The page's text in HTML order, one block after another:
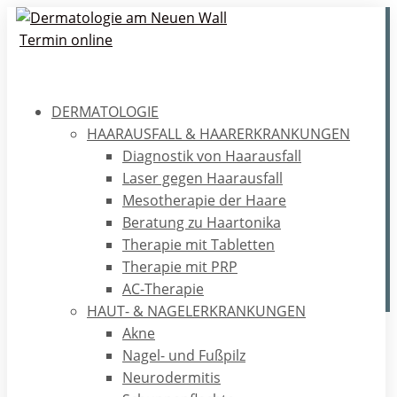
Termin online
DERMATOLOGIE
HAARAUSFALL & HAARERKRANKUNGEN
Diagnostik von Haarausfall
Laser gegen Haarausfall
Mesotherapie der Haare
Beratung zu Haartonika
Therapie mit Tabletten
Therapie mit PRP
AC-Therapie
HAUT- & NAGELERKRANKUNGEN
Akne
Nagel- und Fußpilz
Neurodermitis
BESENREISER
Besenreiser sind für viele Menschen
kosmetisch störend. In unserer Praxis bieten
wir verschiedene Möglichkeiten zur
schonenden Entfernung von Besenreiser.
TERMIN VEREINBAREN
Ästhetik/ Venen /Besenreiser